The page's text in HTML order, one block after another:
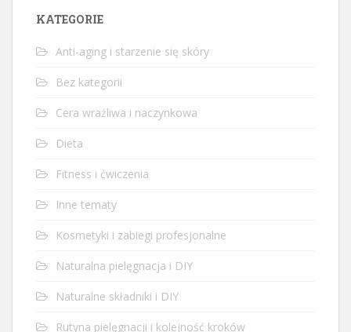
KATEGORIE
Anti-aging i starzenie się skóry
Bez kategorii
Cera wrażliwa i naczynkowa
Dieta
Fitness i ćwiczenia
Inne tematy
Kosmetyki i zabiegi profesjonalne
Naturalna pielęgnacja i DIY
Naturalne składniki i DIY
Rutyna pielęgnacji i kolejność kroków